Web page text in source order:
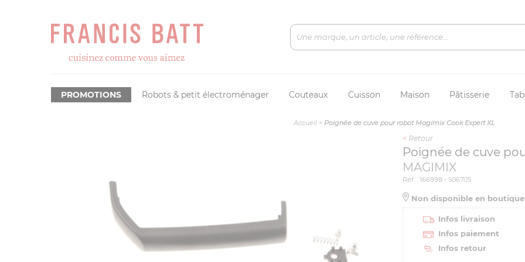
Robots & petit électroménager Couteaux Cuisson Maison Pâtisserie
PROMOTIONS
Accueil> Poignée de cuve pour robot Magimix Cook Expert XL
< Retour
Poignée de cuve
MAGIMIX
Réf. : 166998 - 506705
Non disponible en
Infos livraison
Infos paiement
Infos retour